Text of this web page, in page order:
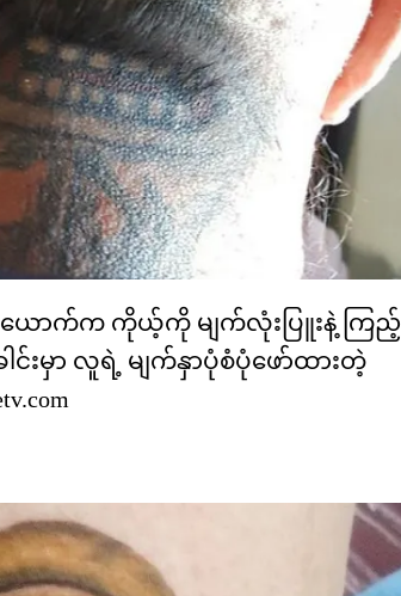
ာက်က ကိုယ့်ကို မျက်လုံးပြူးနဲ့ ကြည့်
းမှာ လူရဲ့ မျက်နှာပုံစံပုံဖော်ထားတဲ့